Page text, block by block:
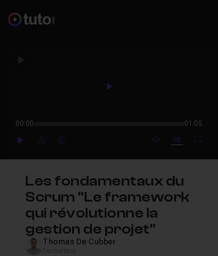
Play
00:00 01:05
PlayForwardForward mute video
Subtitles
Les fondamentaux du
Scrum "Le framework
qui révolutionne la
gestion de projet"
Thomas De Cubber